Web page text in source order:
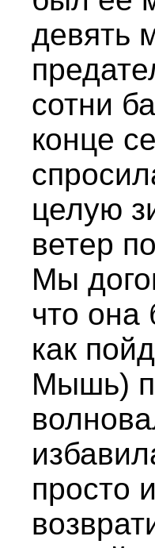
девять
сотни
конце
целую
ветер
Мы
что она
как
Мышь)
просто